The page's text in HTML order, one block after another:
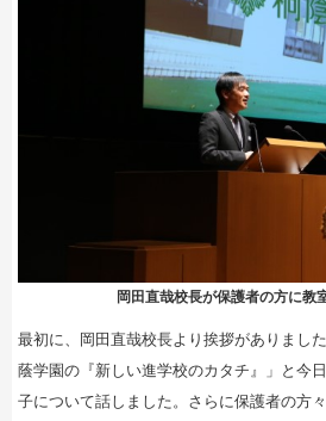
岡田直哉校長が保護者の方に教
最初に、岡田直哉校長より挨拶がありまし
蔭学園の『新しい進学校のカタチ』」と今
子について話しました。さらに保護者の方